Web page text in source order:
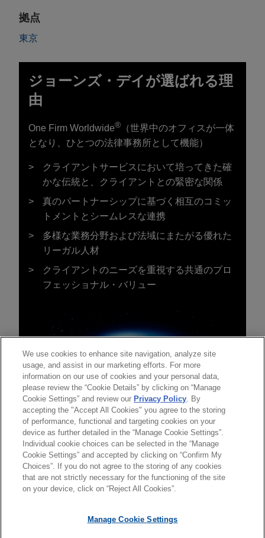
拠点
東京
ジョーンズ・デイが選ばれる理
由
One Firm Worldwide® （世界中のオフィスが一体
となり、ひとつの法律事務所として機能）
クライアントサービスにおいて培ってきた確
かな伝統と、クライアントとの緊密な関係
真のパートナーシップに基づく相互のコミッ
トメントとシームレスな連携
多様な業務分野および法域にまたがる優れた
リーガル人材
クライアントのニーズを重視する共通のプロ
フェッショナル・バリュー
送信する前の注意事項：
www.jonesday.comに掲載されている情報は、一般的な使用を
目的としており、法的アドバイスを目的としたものではありま
せん。このEmailを送信することにより、弁護士を含む専門
のEmailの受領はそのような関係を構築するものではありませ
弁護士業務広告 お問い合わせ
免責事項
プライバシーポリシー
著作権
We use cookies to enhance site navigation, analyze site
usage, and assist in our marketing efforts. For more
information on our use of cookies and your personal data,
please review the “Cookie Details” by clicking on “Manage
Cookie Settings” and review our Privacy Policy. By
accepting the "Accept All Cookies" you agree to the storing
of performance, functional and targeting cookies on your
device as further detailed in the “Manage Cookie Settings”.
Individual cookie choices can be selected in the “Manage
Cookie Settings” and accepted by clicking on “Confirm My
Choices”. If you do not agree to the storing of any cookies
that are not strictly necessary for the functioning of the site
on your device, click on “Reject All Cookies”.
Manage Cookie Settings